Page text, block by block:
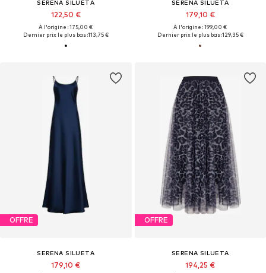
SERENA SILUETA
122,50 €
À l'origine : 175,00 €
Dernier prix le plus bas :113,75 €
SERENA SILUETA
179,10 €
À l'origine : 199,00 €
Dernier prix le plus bas :129,35 €
OFFRE
SERENA SILUETA
179,10 €
OFFRE
SERENA SILUETA
194,25 €